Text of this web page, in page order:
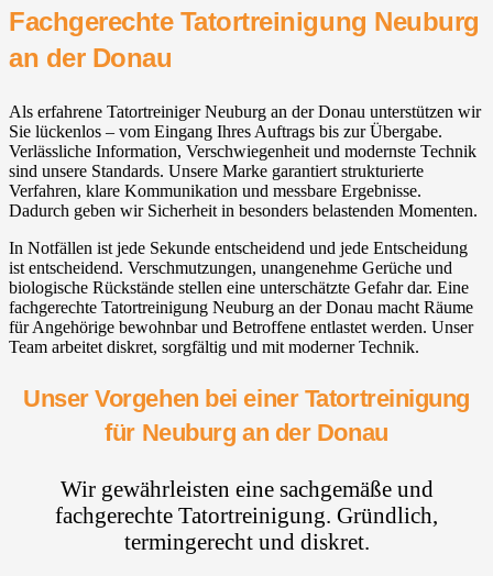
Fachgerechte Tatortreinigung Neuburg
an der Donau
Als erfahrene Tatortreiniger Neuburg an der Donau unterstützen wir
Sie lückenlos – vom Eingang Ihres Auftrags bis zur Übergabe.
Verlässliche Information, Verschwiegenheit und modernste Technik
sind unsere Standards. Unsere Marke garantiert strukturierte
Verfahren, klare Kommunikation und messbare Ergebnisse.
Dadurch geben wir Sicherheit in besonders belastenden Momenten.
In Notfällen ist jede Sekunde entscheidend und jede Entscheidung
ist entscheidend. Verschmutzungen, unangenehme Gerüche und
biologische Rückstände stellen eine unterschätzte Gefahr dar. Eine
fachgerechte Tatortreinigung Neuburg an der Donau macht Räume
für Angehörige bewohnbar und Betroffene entlastet werden. Unser
Team arbeitet diskret, sorgfältig und mit moderner Technik.
Unser Vorgehen bei einer Tatortreinigung
für Neuburg an der Donau
Wir gewährleisten eine sachgemäße und
fachgerechte Tatortreinigung. Gründlich,
termingerecht und diskret.